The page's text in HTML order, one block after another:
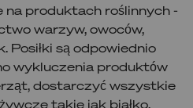
na produktach roślinnych -
warzyw, owoców,
Posiłki są odpowiednio
wykluczenia produktów
dostarczyć wszystkie
takie jak białko,